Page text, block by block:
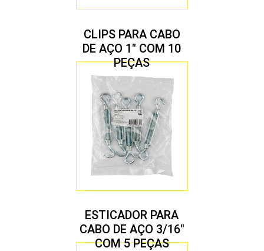
CLIPS PARA CABO
DE AÇO 1″ COM 10
PEÇAS
ESTICADOR PARA
CABO DE AÇO 3/16″
COM 5 PEÇAS